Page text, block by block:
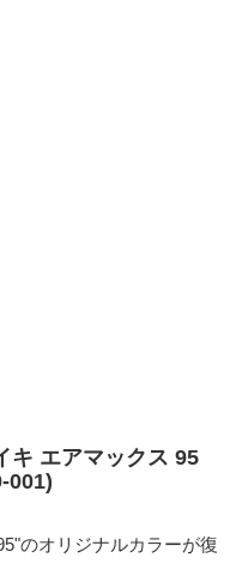
キ エアマックス 95
001)
のオリジナルカラーが復